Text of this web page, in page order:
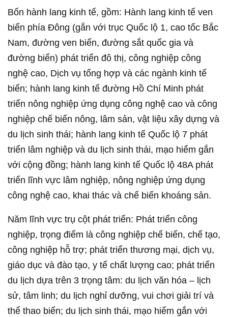
Bốn hành lang kinh tế, gồm: Hành lang kinh tế ven
biển phía Đông (gắn với trục Quốc lộ 1, cao tốc Bắc
Nam, đường ven biển, đường sắt quốc gia và
đường biển) phát triển đô thị, công nghiệp công
nghệ cao, Dịch vụ tổng hợp và các ngành kinh tế
biển; hành lang kinh tế đường Hồ Chí Minh phát
triển nông nghiệp ứng dụng công nghệ cao và công
nghiệp chế biến nông, lâm sản, vật liệu xây dựng và
du lịch sinh thái; hành lang kinh tế Quốc lộ 7 phát
triển lâm nghiệp và du lịch sinh thái, mạo hiểm gắn
với cộng đồng; hành lang kinh tế Quốc lộ 48A phát
triển lĩnh vực lâm nghiệp, nông nghiệp ứng dụng
công nghệ cao, khai thác và chế biến khoáng sản.
Năm lĩnh vực trụ cột phát triển: Phát triển công
nghiệp, trọng điểm là công nghiệp chế biến, chế tạo,
công nghiệp hỗ trợ; phát triển thương mại, dịch vụ,
giáo dục và đào tạo, y tế chất lượng cao; phát triển
du lịch dựa trên 3 trọng tâm: du lịch văn hóa – lịch
sử, tâm linh; du lịch nghỉ dưỡng, vui chơi giải trí và
thể thao biển; du lịch sinh thái, mạo hiểm gắn với